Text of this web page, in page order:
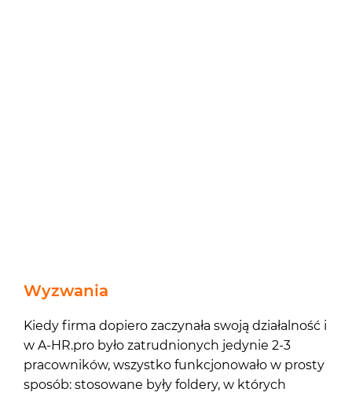
Wyzwania
Kiedy firma dopiero zaczynała swoją działalność i
w A-HR.pro było zatrudnionych jedynie 2-3
pracowników, wszystko funkcjonowało w prosty
sposób: stosowane były foldery, w których